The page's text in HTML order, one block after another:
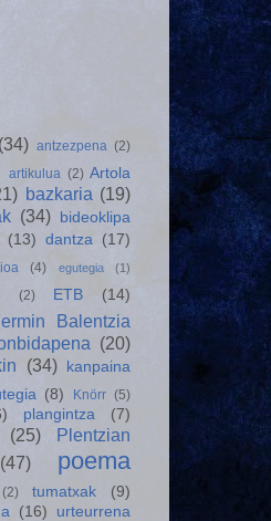
(34) antzezpena (2)
artikulua (2) Artola
bazkaria (19)
(34)
bideoklipa
(13) dantza (17)
(4) egutegia (1)
(2) ETB (14)
Balentzia
(20)
(34)
kanpaina
(8) Knörr (5)
plangintza
(7)
(25)
Plentzian
(47)
poema
(2) tumatxak
(9)
(16)
urteurrena